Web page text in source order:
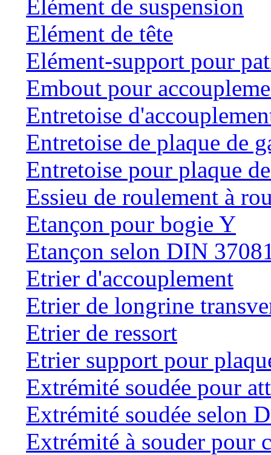
Elément de suspension
Elément de tête
Elément-support pour
Embout pour
Entretoise
Entretoise de plaque de
Entretoise pour plaque
Essieu de roulement à
Etançon pour bogie Y
Etançon selon DIN
Etrier d'accouplement
Etrier de longrine
Etrier de ressort
Etrier support pour
Extrémité soudée pour
Extrémité soudée selon
Extrémité à souder pour